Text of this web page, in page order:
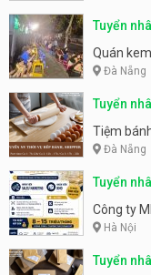
Tuyển
Quán
Đà Nẵng
Tuyển
Tiệm
Đà Nẵng
Tuyển
parttime,
Công ty
Hà Nội
Tuyển